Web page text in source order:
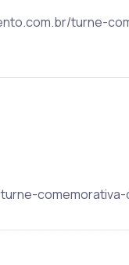
turne-